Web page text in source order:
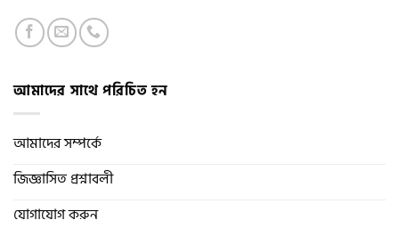
আমাদের সাথে পরিচিত হন
আমাদের সম্পর্কে
জিজ্ঞাসিত প্রশ্নাবলী
যোগাযোগ করুন